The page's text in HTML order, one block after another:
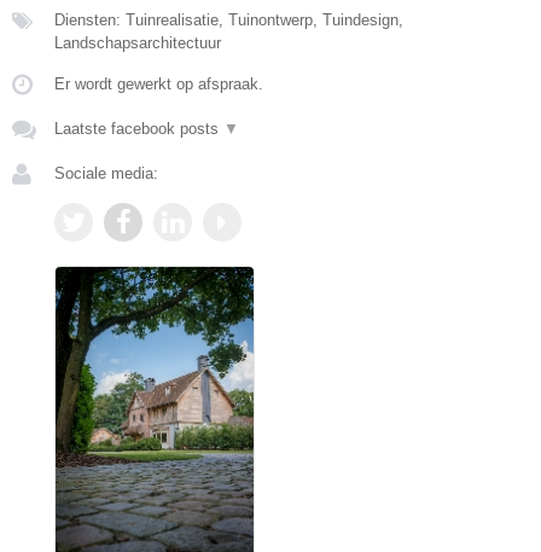
Diensten: Tuinrealisatie, Tuinontwerp, Tuindesign,
Landschapsarchitectuur
Er wordt gewerkt op afspraak.
Laatste facebook posts ▼
Sociale media: